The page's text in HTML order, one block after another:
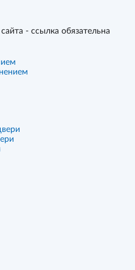
- ссылка обязательна